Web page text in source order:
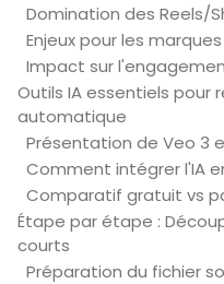
Domination des Reels/
Enjeux pour les marques
Impact sur
Outils IA essentiels pour
automatique
Présentation de Veo 3
Comment intégrer l'IA
Comparatif gratuit vs
Étape par étape :
courts
Préparation du fichier